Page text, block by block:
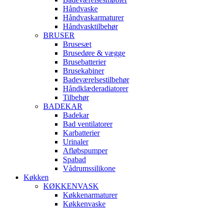
Håndvaske
Håndvaskarmaturer
Håndvasktilbehør
BRUSER
Brusesæt
Brusedøre & vægge
Brusebatterier
Brusekabiner
Badeværelsestilbehør
Håndklæderadiatorer
Tilbehør
BADEKAR
Badekar
Bad ventilatorer
Karbatterier
Urinaler
Afløbspumper
Spabad
Vådrumssilikone
Køkken
KØKKENVASK
Køkkenarmaturer
Køkkenvaske